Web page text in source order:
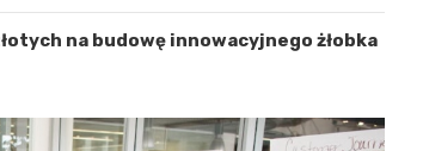
na budowę innowacyjnego żłobka